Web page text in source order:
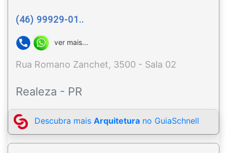
(46) 99929-01..
ver mais...
Rua Romano Zanchet, 3500 - Sala 02
Realeza - PR
Descubra mais Arquitetura no GuiaSchnell